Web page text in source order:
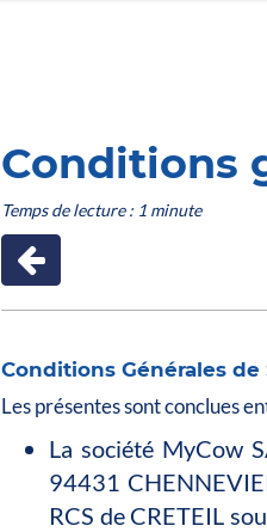
Conditions
Temps de lecture : 1 minute
Conditions Générales de
Les présentes sont conclues
La société MyCow
94431
RCS de CRETEIL